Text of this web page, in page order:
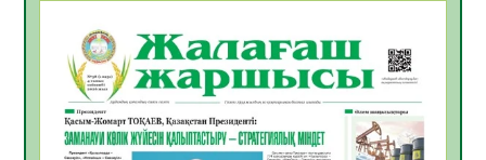
ҚЫЗЫЛОРДАДА «САНАЛЫ ҰРПАҚ –
ЖАРҚЫН БОЛАШАҚ» АТТЫ КЕҢЕЙТІЛГЕН
МӘЖІЛІС ӨТТІ
05.08.2026
33